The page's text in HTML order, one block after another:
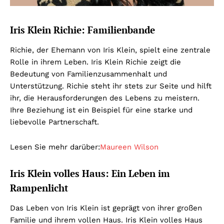
Iris Klein Richie: Familienbande
Richie, der Ehemann von Iris Klein, spielt eine zentrale
Rolle in ihrem Leben. Iris Klein Richie zeigt die
Bedeutung von Familienzusammenhalt und
Unterstützung. Richie steht ihr stets zur Seite und hilft
ihr, die Herausforderungen des Lebens zu meistern.
Ihre Beziehung ist ein Beispiel für eine starke und
liebevolle Partnerschaft.
Lesen Sie mehr darüber:Maureen Wilson
Iris Klein volles Haus: Ein Leben im
Rampenlicht
Das Leben von Iris Klein ist geprägt von ihrer großen
Familie und ihrem vollen Haus. Iris Klein volles Haus